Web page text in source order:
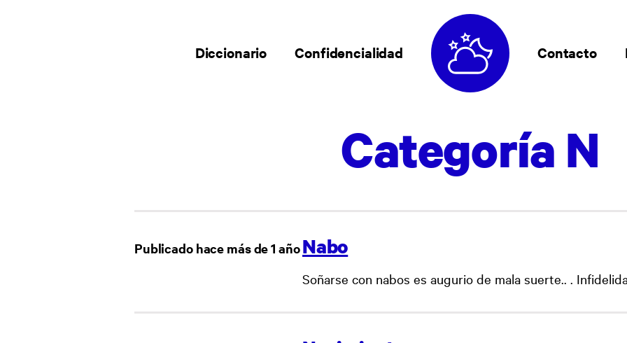
Diccionario Confidencialidad Contacto
Categoría N
Publicado hace más de 1 añoNabo
Soñarse con nabos es augurio de mala suerte.. .